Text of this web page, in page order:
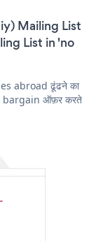
Mailing List
List in 'no
abroad ढूंढने का
bargain ऑफ़र करते